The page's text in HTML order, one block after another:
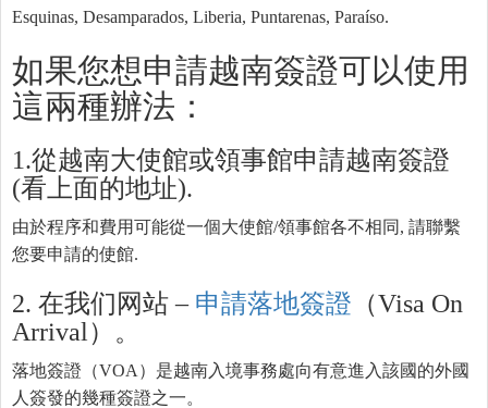
Esquinas, Desamparados, Liberia, Puntarenas, Paraíso.
如果您想申請越南簽證可以使用
這兩種辦法：
1.從越南大使館或領事館申請越南簽證
(看上面的地址).
由於程序和費用可能從一個大使館/領事館各不相同, 請聯繫
您要申請的使館.
2. 在我们网站 – 申請落地簽證 （Visa On
Arrival）。
落地簽證（VOA）是越南入境事務處向有意進入該國的外國
人簽發的幾種簽證之一。